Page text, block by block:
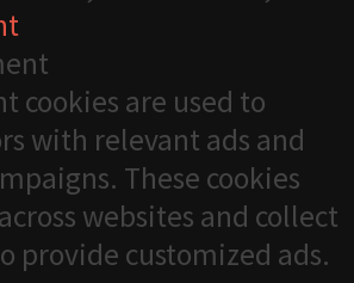
cookies are used to
with relevant ads and
These cookies
websites and collect
provide customized ads.